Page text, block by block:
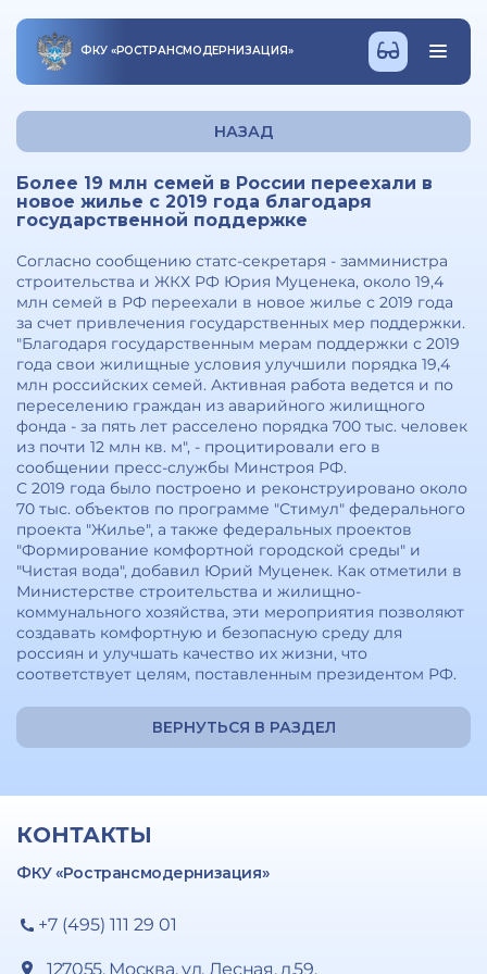
ФКУ «РОСТРАНСМОДЕРНИЗАЦИЯ»
НАЗАД
Более 19 млн семей в России переехали в
новое жилье с 2019 года благодаря
государственной поддержке
Согласно сообщению статс-секретаря - замминистра
строительства и ЖКХ РФ Юрия Муценека, около 19,4
млн семей в РФ переехали в новое жилье с 2019 года
за счет привлечения государственных мер поддержки.
"Благодаря государственным мерам поддержки с 2019
года свои жилищные условия улучшили порядка 19,4
млн российских семей. Активная работа ведется и по
переселению граждан из аварийного жилищного
фонда - за пять лет расселено порядка 700 тыс. человек
из почти 12 млн кв. м", - процитировали его в
сообщении пресс-службы Минстроя РФ.
С 2019 года было построено и реконструировано около
70 тыс. объектов по программе "Стимул" федерального
проекта "Жилье", а также федеральных проектов
"Формирование комфортной городской среды" и
"Чистая вода", добавил Юрий Муценек. Как отметили в
Министерстве строительства и жилищно-
коммунального хозяйства, эти мероприятия позволяют
создавать комфортную и безопасную среду для
россиян и улучшать качество их жизни, что
соответствует целям, поставленным президентом РФ.
ВЕРНУТЬСЯ В РАЗДЕЛ
КОНТАКТЫ
ФКУ «Ространсмодернизация»
+7 (495) 111 29 01
127055, Москва, ул. Лесная, д.59,